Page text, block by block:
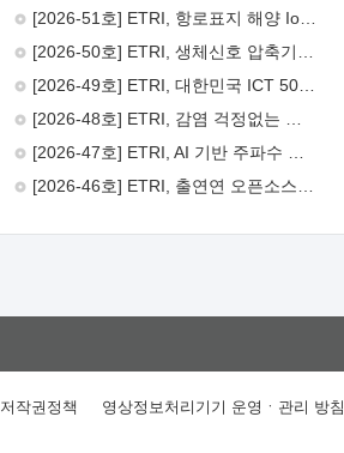
저작권정책 영상정보처리기기 운영ㆍ관리 방침